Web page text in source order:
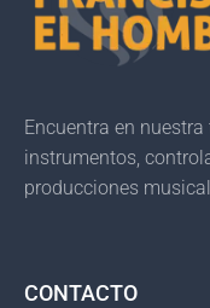
Encuentra en
instrumentos,
producciones
CONTACTO